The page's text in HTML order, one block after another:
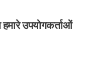
उपयोगकर्ताओं